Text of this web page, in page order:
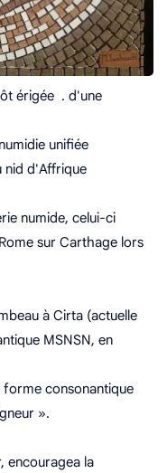
érigée . d'une
unifiée
nid d'Affrique
numide, celui-ci
sur Carthage lors
à Cirta (actuelle
MSNSN, en
consonantique
».
encouragea la